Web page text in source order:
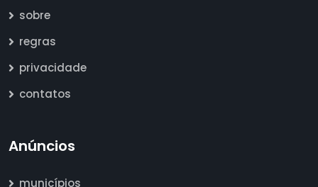
sobre
regras
privacidade
contatos
Anúncios
municípios